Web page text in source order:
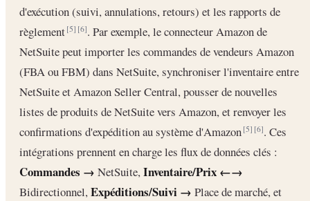
d'exécution (suivi, annulations, retours) et les rapports de
règlement[5] [6]. Par exemple, le connecteur Amazon de
NetSuite peut importer les commandes de vendeurs Amazon
(FBA ou FBM) dans NetSuite, synchroniser l'inventaire entre
NetSuite et Amazon Seller Central, pousser de nouvelles
listes de produits de NetSuite vers Amazon, et renvoyer les
confirmations d'expédition au système d'Amazon[5] [6]. Ces
intégrations prennent en charge les flux de données clés :
Commandes → NetSuite,Inventaire/Prix ←→
Bidirectionnel,Expéditions/Suivi → Place de marché, et